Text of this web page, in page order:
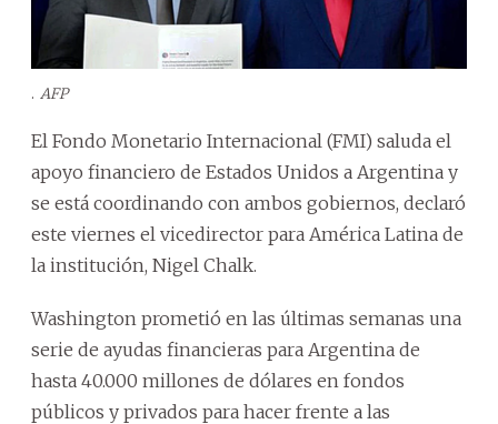
. AFP
El Fondo Monetario Internacional (FMI) saluda el
apoyo financiero de Estados Unidos a Argentina y
se está coordinando con ambos gobiernos, declaró
este viernes el vicedirector para América Latina de
la institución, Nigel Chalk.
Washington prometió en las últimas semanas una
serie de ayudas financieras para Argentina de
hasta 40.000 millones de dólares en fondos
públicos y privados para hacer frente a las